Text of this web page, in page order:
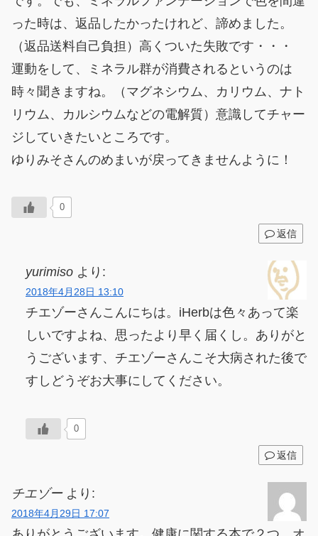
った時は、返品したかったけれど、諦めました。
（返品送料自己負担）高くついた失敗です・・・
運動をして、ミネラル群が消費されるというのは
時々聞きますね。（マグネシウム、カリウム、ナト
リウム、カルシウムなどの電解質）意識してチャー
ジしていきたいところです。
ゆりみそさんのめまいが戻ってきませんように！
0
返信
yurimiso より:
2018年4月28日 13:10
チエゾーさんこんにちは。iHerbは色々あって楽
しいですよね、思ったより早く届くし。ありがと
うございます、チエゾーさんこそ大病された後で
すしどうぞお大事にしてください。
0
返信
チエゾー より:
2018年4月29日 17:07